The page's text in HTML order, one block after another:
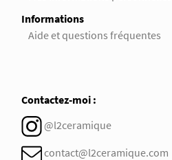
Informations
Aide et questions fréquentes
Contactez-moi :
@l2ceramique
contact@l2ceramique.com